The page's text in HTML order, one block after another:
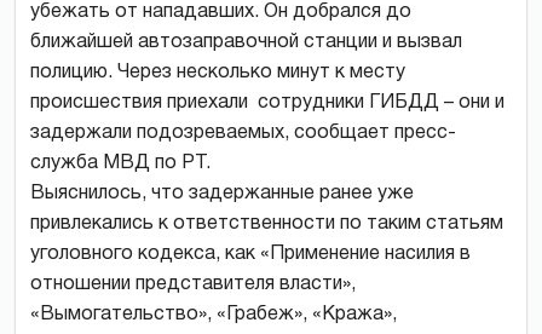
убежать от нападавших. Он добрался до
ближайшей автозаправочной станции и вызвал
полицию. Через несколько минут к месту
происшествия приехали сотрудники ГИБДД – они и
задержали подозреваемых, сообщает пресс-
служба МВД по РТ.
Выяснилось, что задержанные ранее уже
привлекались к ответственности по таким статьям
уголовного кодекса, как «Применение насилия в
отношении представителя власти»,
«Вымогательство», «Грабеж», «Кража»,